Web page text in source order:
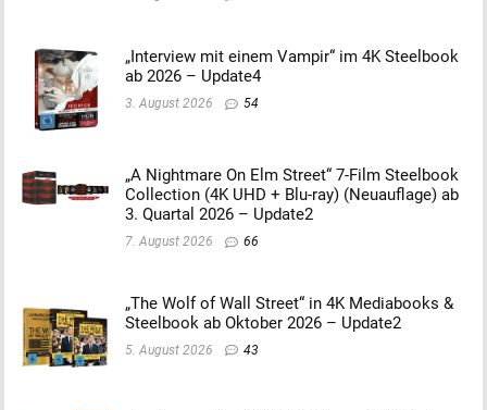
„Interview mit einem Vampir“ im 4K Steelbook
ab 2026 – Update4
3. August 2026 54
„A Nightmare On Elm Street“ 7-Film Steelbook
Collection (4K UHD + Blu-ray) (Neuauflage) ab
3. Quartal 2026 – Update2
7. August 2026 66
„The Wolf of Wall Street“ in 4K Mediabooks &
Steelbook ab Oktober 2026 – Update2
5. August 2026 43